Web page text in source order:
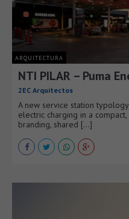
ARQUITECTURA
NTI PILAR – Puma
2EC Arquitectos
A new service station
electric charging in a
branding, shared [...]